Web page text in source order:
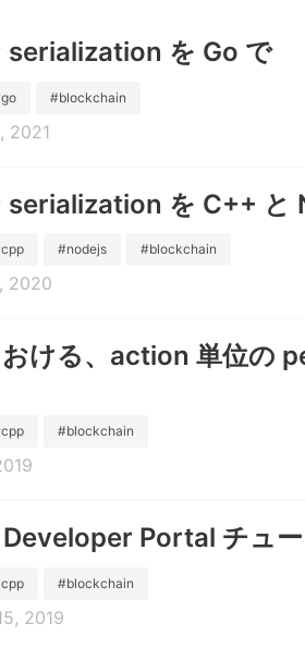
serialization を Go で
#blockchain
2021
serialization を C++ と
#nodejs #blockchain
2020
ける、action 単位の
#blockchain
Developer Portal チュ
#blockchain
2019